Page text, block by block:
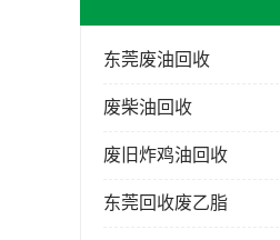
东莞废油回收
废柴油回收
废旧炸鸡油回收
东莞回收废乙脂